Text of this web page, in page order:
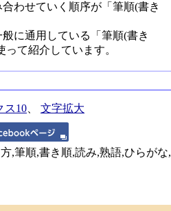
わせていく順序が「筆順(書き
に通用している「筆順(書き
て紹介しています。
ス10 文字拡大
,筆順,書き順,読み,熟語,ひらがな,